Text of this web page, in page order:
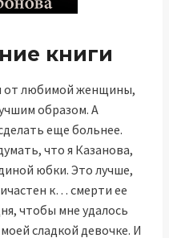
книги
от любимой женщины,
образом. А
еще больнее.
что я Казанова,
юбки. Это лучше,
к… смерти ее
чтобы мне удалось
сладкой девочке. И